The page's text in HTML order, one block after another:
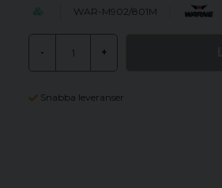
WAR-M902/801M
- +
Snabba leveranser